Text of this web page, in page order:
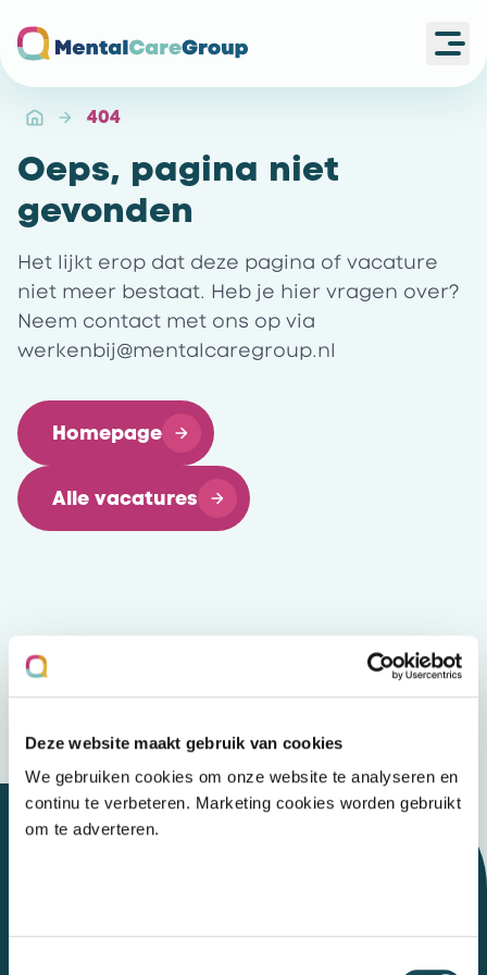
Deze website maakt gebruik van cookies
We gebruiken cookies om onze website te analyseren en
continu te verbeteren. Marketing cookies worden gebruikt
om te adverteren.
404
Oeps, pagina niet
gevonden
Het lijkt erop dat deze pagina of vacature
niet meer bestaat. Heb je hier vragen over?
Neem contact met ons op via
werkenbij@mentalcaregroup.nl
Homepage
Alle vacatures